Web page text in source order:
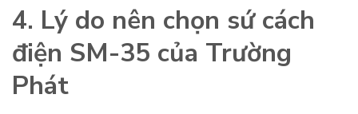
4. Lý do nên chọn sứ cách
điện SM-35 của Trường
Phát